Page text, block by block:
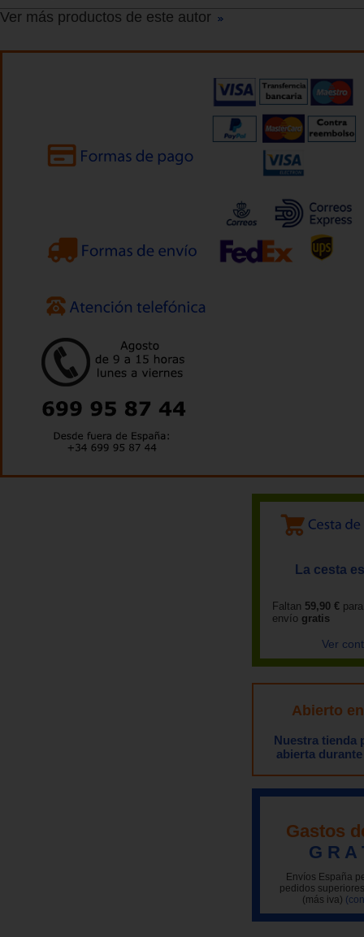
Ver más productos de este autor
La cesta
Faltan 59,90 €
envío gratis
Ver
Abierto
Nuestra tienda
abierta
Gastos
G R A
Envíos España
pedidos
(más iva)